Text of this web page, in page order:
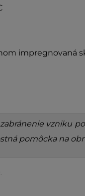
impregnovaná
vzniku
pomôcka na